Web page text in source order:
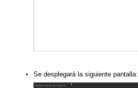
Se desplegará la siguiente pantalla: